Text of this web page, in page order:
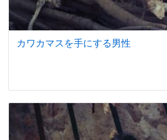
カワカマスを手にする男性